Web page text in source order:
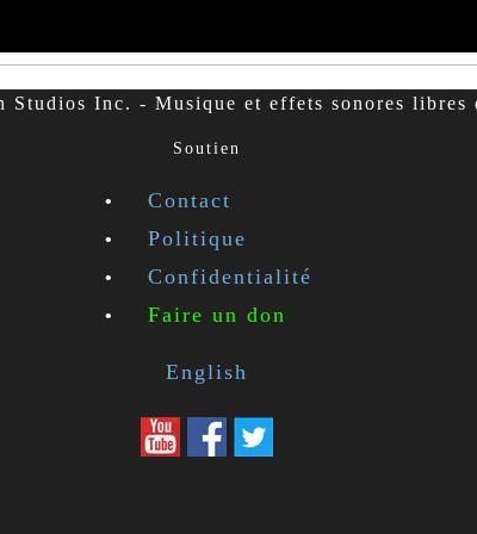
Studios Inc. - Musique et effets sonores libres
Soutien
Contact
Politique
Confidentialité
Faire un don
English